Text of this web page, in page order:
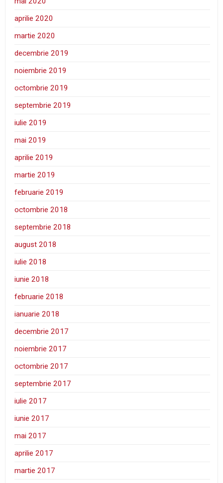
aprilie 2020
martie 2020
decembrie 2019
noiembrie 2019
octombrie 2019
septembrie 2019
iulie 2019
mai 2019
aprilie 2019
martie 2019
februarie 2019
octombrie 2018
septembrie 2018
august 2018
iulie 2018
iunie 2018
februarie 2018
ianuarie 2018
decembrie 2017
noiembrie 2017
octombrie 2017
septembrie 2017
iulie 2017
iunie 2017
mai 2017
aprilie 2017
martie 2017